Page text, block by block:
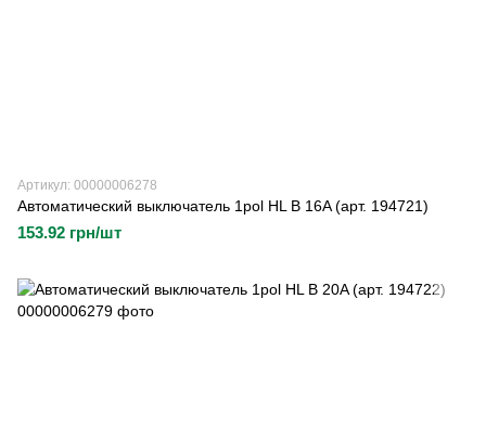
Артикул: 00000006278
Автоматический выключатель 1pol HL B 16A (арт. 194721)
153.92 грн/шт